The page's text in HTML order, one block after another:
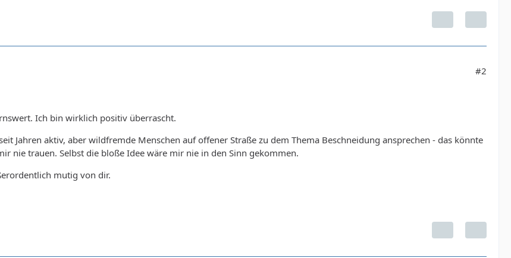
#2
Ich bin wirklich positiv überrascht.
Jahren aktiv, aber wildfremde Menschen auf offener Straße zu dem Thema Beschneidung ansprechen - das könnte
nie trauen. Selbst die bloße Idee wäre mir nie in den Sinn gekommen.
mutig von dir.